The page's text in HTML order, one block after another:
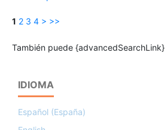
1 2 3 4 > >>
También puede
IDIOMA
Español (España)